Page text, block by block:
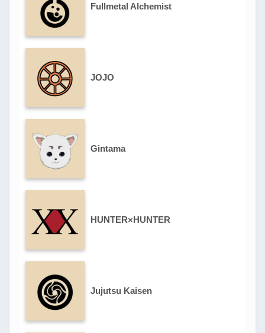
Fullmetal Alchemist
JOJO
Gintama
HUNTER×HUNTER
Jujutsu Kaisen